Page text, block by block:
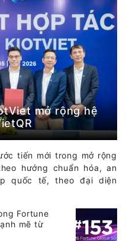
mở rộng hệ
tiến mới trong mở rộng
hướng chuẩn hóa, an
quốc tế, theo đại diện
Fortune
mẽ từ